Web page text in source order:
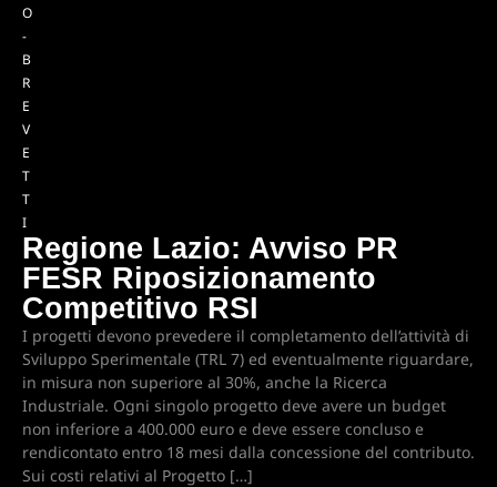
O
-
B
R
E
V
E
T
T
I
Regione Lazio: Avviso PR
FESR Riposizionamento
Competitivo RSI
I progetti devono prevedere il completamento dell’attività di
Sviluppo Sperimentale (TRL 7) ed eventualmente riguardare,
in misura non superiore al 30%, anche la Ricerca
Industriale. Ogni singolo progetto deve avere un budget
non inferiore a 400.000 euro e deve essere concluso e
rendicontato entro 18 mesi dalla concessione del contributo.
Sui costi relativi al Progetto […]